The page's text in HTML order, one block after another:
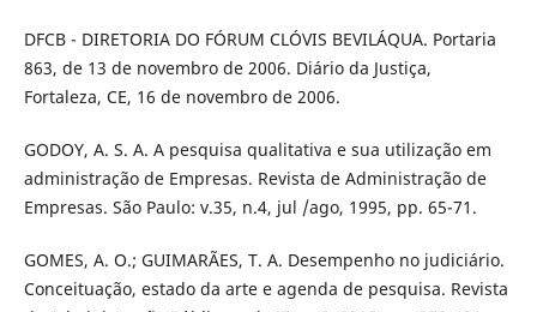
DFCB - DIRETORIA DO FÓRUM CLÓVIS BEVILÁQUA. Portaria
863, de 13 de novembro de 2006. Diário da Justiça,
Fortaleza, CE, 16 de novembro de 2006.
GODOY, A. S. A. A pesquisa qualitativa e sua utilização em
administração de Empresas. Revista de Administração de
Empresas. São Paulo: v.35, n.4, jul /ago, 1995, pp. 65-71.
GOMES, A. O.; GUIMARÃES, T. A. Desempenho no judiciário.
Conceituação, estado da arte e agenda de pesquisa. Revista